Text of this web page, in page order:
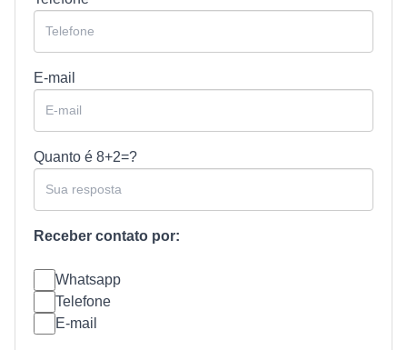
E-mail
Quanto é 8+2=?
Receber contato por:
Whatsapp
Telefone
E-mail